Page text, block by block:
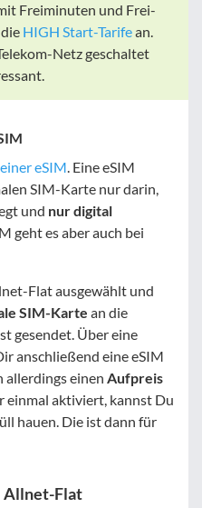
Freiminuten und Frei-
HIGH Start-Tarifean.
Netz geschaltet
eSIM. Eine eSIM
SIM-Karte nur darin,
und nur digital
geht es aber auch bei
Flat ausgewählt und
SIM-Karte an die
gesendet. Über eine
anschließend eine eSIM
allerdings einen Aufpreis
einmal aktiviert, kannst Du
hauen. Die ist dann für
Allnet-Flat